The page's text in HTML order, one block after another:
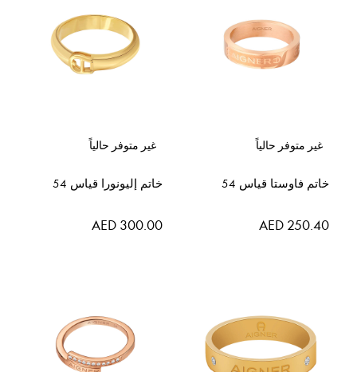
غير متوفر حالياً
خاتم فاوستا قياس 54
AED 250.40
غير متوفر حالياً
خاتم إليونورا قياس 54
AED 300.00